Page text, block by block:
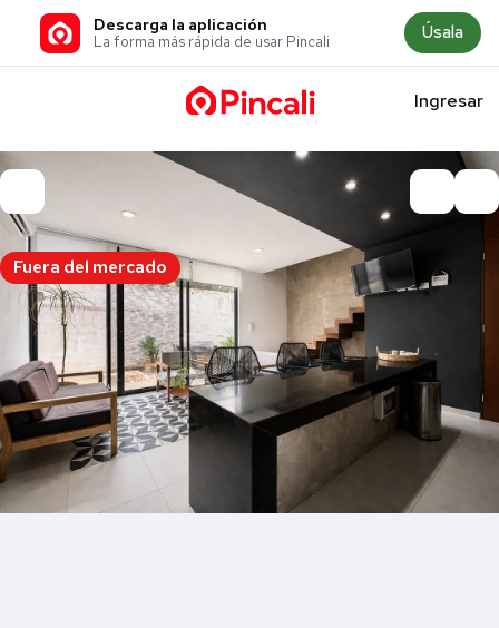
Descarga la aplicación
La forma más rápida de usar Pincali Úsala
Ingresar
Fuera del mercado